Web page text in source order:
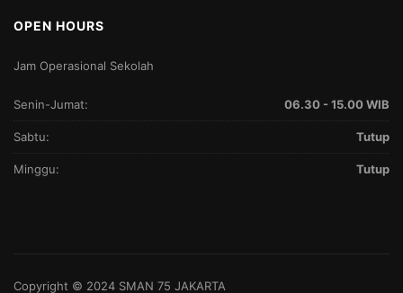
OPEN HOURS
Jam Operasional Sekolah
Senin-Jumat: 06.30 - 15.00 WIB
Sabtu: Tutup
Minggu: Tutup